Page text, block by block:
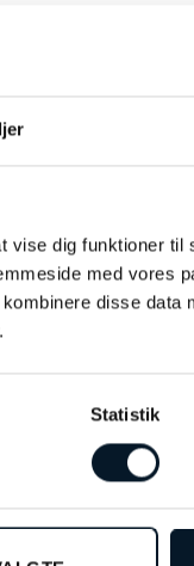
dig funktioner til
med vores
disse data
Statistik
Safir
10